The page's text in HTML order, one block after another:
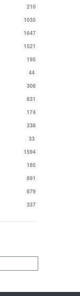
210
1035
1647
1521
195
44
308
831
174
338
33
1594
185
891
879
337